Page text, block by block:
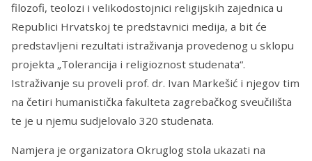
filozofi, teolozi i velikodostojnici religijskih zajednica u
Republici Hrvatskoj te predstavnici medija, a bit će
predstavljeni rezultati istraživanja provedenog u sklopu
projekta „Tolerancija i religioznost studenata“.
Istraživanje su proveli prof. dr. Ivan Markešić i njegov tim
na četiri humanistička fakulteta zagrebačkog sveučilišta
te je u njemu sudjelovalo 320 studenata.
Namjera je organizatora Okruglog stola ukazati na